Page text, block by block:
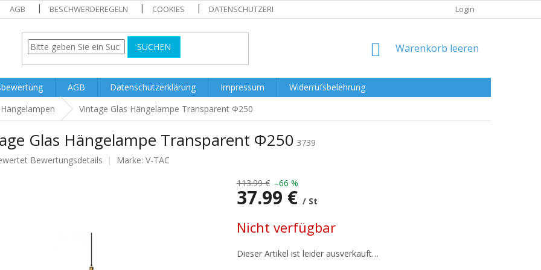
AGB BESCHWERDEREGELN COOKIES DATENSCHUTZERKLÄRUNG Login
SUCHEN WARENKORB
Warenkorb leeren
AGB Datenschutzerklärung Impressum
Widerrufsbelehrung
Hängelampen Vintage Glas Hängelampe Transparent Ф250
Glas Hängelampe Transparent Ф250 3739
Bewertungsdetails Marke: V-TAC
113.99 € –66 %
37.99 € / St
Nicht verfügbar
Dieser Artikel ist leider ausverkauft…